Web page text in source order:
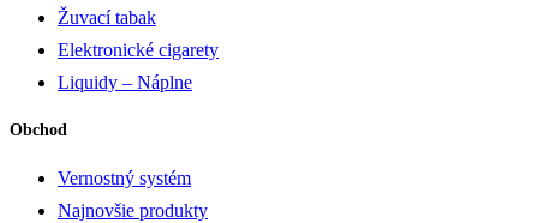
Žuvací tabak
Elektronické cigarety
Liquidy – Náplne
Obchod
Vernostný systém
Najnovšie produkty